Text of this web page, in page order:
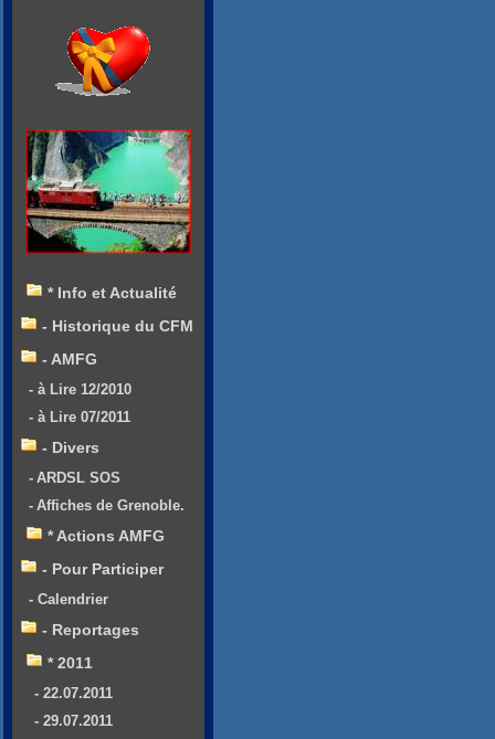
* Info et Actualité
- Historique du CFM
- AMFG
- à Lire 12/2010
- à Lire 07/2011
- Divers
- ARDSL SOS
- Affiches de Grenoble.
* Actions AMFG
- Pour Participer
- Calendrier
- Reportages
* 2011
- 22.07.2011
- 29.07.2011